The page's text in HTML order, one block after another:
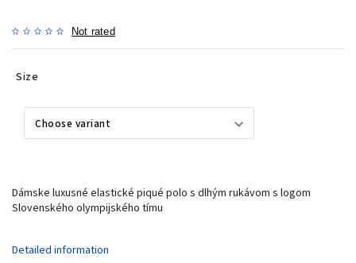
Not rated
Size
Dámske luxusné elastické piqué polo s dlhým rukávom s logom
Slovenského olympijského tímu
Detailed information